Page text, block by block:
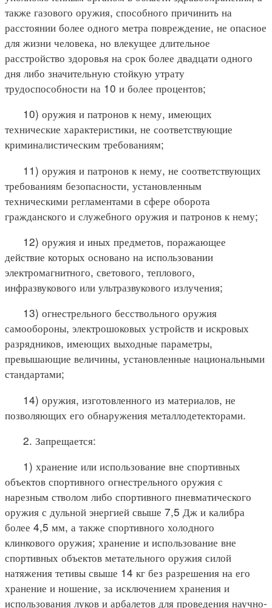
также газового оружия, способного причинить на
расстоянии более одного метра повреждение, не опасное
для жизни человека, но влекущее длительное
расстройство здоровья на срок более двадцати одного
дня либо значительную стойкую утрату
трудоспособности на 10 и более процентов;
10) оружия и патронов к нему, имеющих
технические характеристики, не соответствующие
криминалистическим требованиям;
11) оружия и патронов к нему, не соответствующих
требованиям безопасности, установленным
техническими регламентами в сфере оборота
гражданского и служебного оружия и патронов к нему;
12) оружия и иных предметов, поражающее
действие которых основано на использовании
электромагнитного, светового, теплового,
инфразвукового или ультразвукового излучения;
13) огнестрельного бесствольного оружия
самообороны, электрошоковых устройств и искровых
разрядников, имеющих выходные параметры,
превышающие величины, установленные национальными
стандартами;
14) оружия, изготовленного из материалов, не
позволяющих его обнаружения металлодетекторами.
2. Запрещается:
1) хранение или использование вне спортивных
объектов спортивного огнестрельного оружия с
нарезным стволом либо спортивного пневматического
оружия с дульной энергией свыше 7,5 Дж и калибра
более 4,5 мм, а также спортивного холодного
клинкового оружия; хранение и использование вне
спортивных объектов метательного оружия силой
натяжения тетивы свыше 14 кг без разрешения на его
хранение и ношение, за исключением хранения и
использования луков и арбалетов для проведения научно-